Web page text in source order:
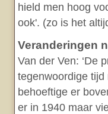
hield men hoog
ook'. (zo is het
Veranderingen
Van der Ven: ‘De
tegenwoordige
behoeftige er
er in 1940 maar